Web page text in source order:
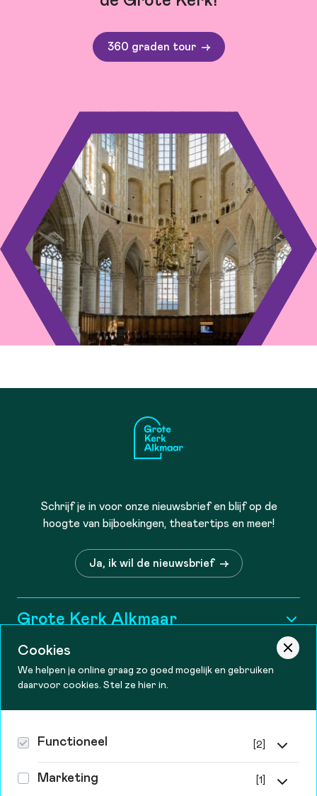
360 graden tour
Schrijf je in voor onze nieuwsbrief en blijf op de
hoogte van bijboekingen, theatertips en meer!
Ja, ik wil de nieuwsbrief
Grote Kerk Alkmaar
Historie
Wie zijn wij?
Bereikbaarheid
Zakelijk
Informatie
Steun ons
Behoud en Vrienden
Theater De Vest
info@theaterdevest.nl
Privacy & cookies
Cookies
We helpen je online graag zo goed mogelijk en gebruiken
daarvoor cookies. Stel ze hier in.
Functioneel [2]
Zonder deze cookies kan de website niet goed werken.
Marketing [1]